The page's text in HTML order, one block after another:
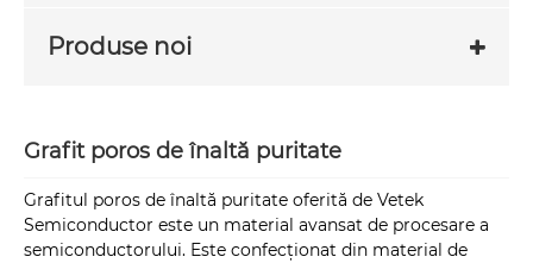
Produse noi
Grafit poros de înaltă puritate
Grafitul poros de înaltă puritate oferită de Vetek
Semiconductor este un material avansat de procesare a
semiconductorului. Este confecționat din material de